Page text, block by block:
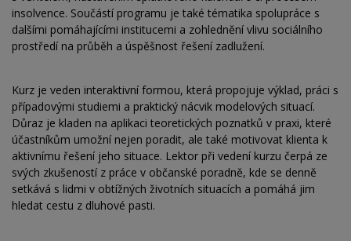
insolvence. Součástí programu je také tématika spolupráce s
dalšími pomáhajícími institucemi a zohlednění vlivu sociálního
prostředí na průběh a úspěšnost řešení zadlužení.
Kurz je veden interaktivní formou, která propojuje výklad, práci s
případovými studiemi a praktický nácvik modelových situací.
Důraz je kladen na aplikaci teoretických poznatků v praxi, které
účastníkům umožní nejen poradit, ale také motivovat klienta k
aktivnímu řešení jeho situace. Lektor při vedení kurzu čerpá ze
svých zkušeností z práce v občanské poradně, kde se denně
setkává s lidmi v obtížných životních situacích a pomáhá jim
hledat cestu z dluhové pasti.